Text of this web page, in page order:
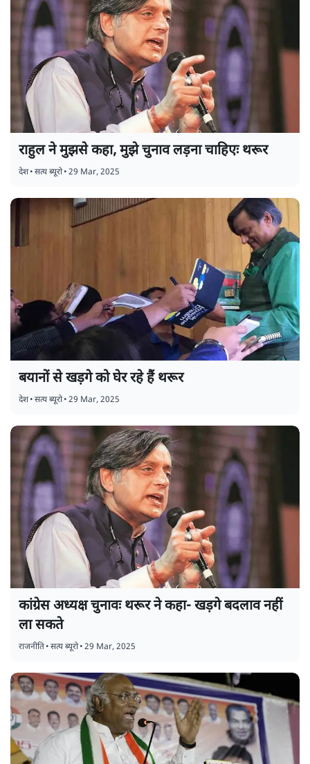
राहुल ने मुझसे कहा, मुझे चुनाव लड़ना चाहिएः थरूर
देश•सत्य ब्यूरो•29 Mar, 2025
बयानों से खड़गे को घेर रहे हैं थरूर
देश•सत्य ब्यूरो•29 Mar, 2025
कांग्रेस अध्यक्ष चुनावः थरूर ने कहा- खड़गे बदलाव नहीं
ला सकते
राजनीति•सत्य ब्यूरो•29 Mar, 2025